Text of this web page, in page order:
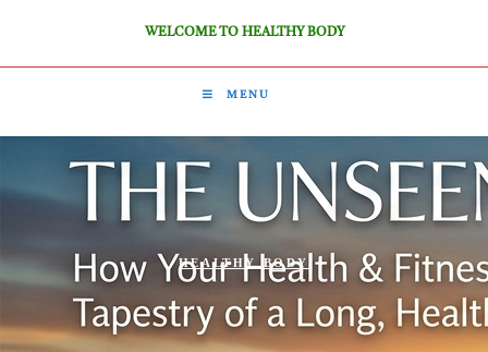
WELCOME TO HEALTHY BODY
MENU
HEALTHY BODY